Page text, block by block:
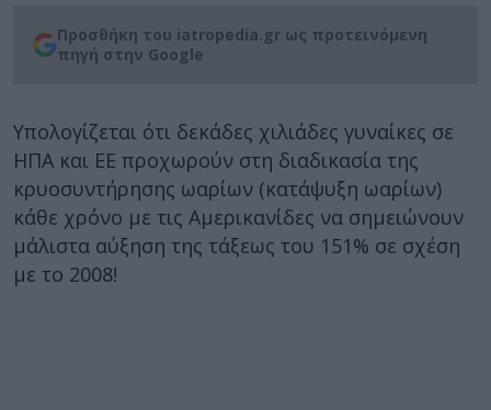
Προσθήκη του iatropedia.gr ως προτεινόμενη
πηγή στην Google
Υπολογίζεται ότι δεκάδες χιλιάδες γυναίκες σε
ΗΠΑ και ΕΕ προχωρούν στη διαδικασία της
κρυοσυντήρησης ωαρίων (κατάψυξη ωαρίων)
κάθε χρόνο με τις Αμερικανίδες να σημειώνουν
μάλιστα αύξηση της τάξεως του 151% σε σχέση
με το 2008!